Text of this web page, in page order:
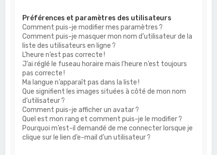
Préférences et paramètres des utilisateurs
Comment puis-je modifier mes paramètres ?
Comment puis-je masquer mon nom d’utilisateur de la
liste des utilisateurs en ligne ?
L’heure n’est pas correcte !
J’ai réglé le fuseau horaire mais l’heure n’est toujours
pas correcte !
Ma langue n’apparaît pas dans la liste !
Que signifient les images situées à côté de mon nom
d’utilisateur ?
Comment puis-je afficher un avatar ?
Quel est mon rang et comment puis-je le modifier ?
Pourquoi m’est-il demandé de me connecter lorsque je
clique sur le lien d’e-mail d’un utilisateur ?